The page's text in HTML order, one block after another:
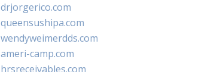
drjorgerico.com
queensushipa.com
wendyweimerdds.com
ameri-camp.com
hrsreceivables.com